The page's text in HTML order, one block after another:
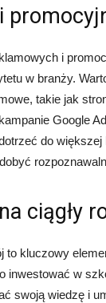
i
w branży.
takie jak
Google
do większej
ciągły
to kluczowy
inwestować w
swoją wiedzę i